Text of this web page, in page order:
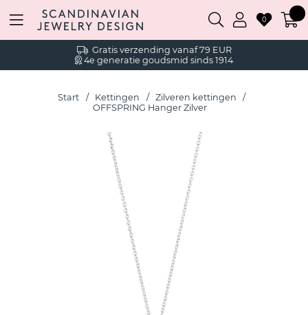
Gratis verzending vanaf 79 EUR
4e generatie goudsmid sinds 1914
0
Start Kettingen
Zilveren kettingen
OFFSPRING Hanger Zilver